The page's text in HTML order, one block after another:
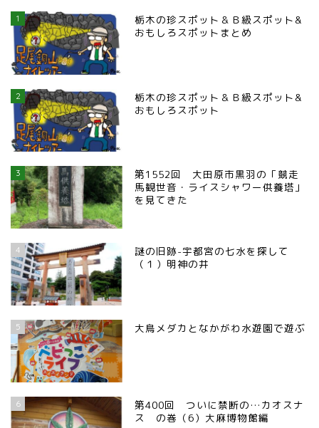
1
栃木の珍スポット＆Ｂ級スポット&
おもしろスポットまとめ
2
栃木の珍スポット＆Ｂ級スポット&
おもしろスポット
3
第1552回 大田原市黒羽の「競走
馬観世音・ライスシャワー供養塔」
を見てきた
4
謎の旧跡-宇都宮の七水を探して
（１）明神の井
5 大鳥メダカとなかがわ水遊園で遊ぶ
6
第400回 ついに禁断の…カオスナ
ス の巻（6）大麻博物館編